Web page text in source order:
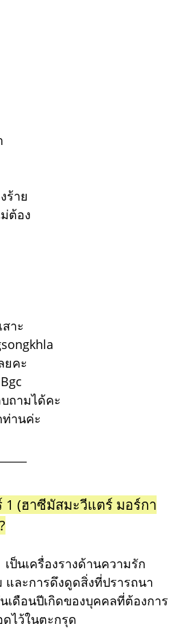
ร้าย
ต้อง
าะ
ยคะ
ถามได้คะ
านค่ะ
1 (ฮาซีมัสมะวีแตร์ มอร์กา
ป็นเครื่องรางด้านความรัก
ละการดึงดูดสิ่งที่ปรารถนา
เดือนปีเกิดของบุคคลที่ต้องการ
ไว้ในตะกรุด